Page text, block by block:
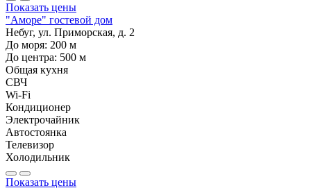
Показать цены
"Аморе" гостевой дом
Небуг, ул. Приморская, д. 2
До моря: 200 м
До центра: 500 м
Общая кухня
СВЧ
Wi-Fi
Кондиционер
Электрочайник
Автостоянка
Телевизор
Холодильник
Показать цены